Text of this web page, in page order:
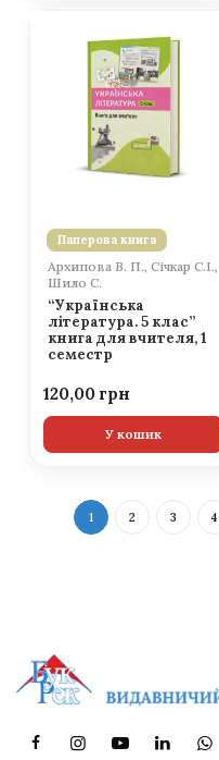
Паперова книга
Архипова В. П., Січкар С.І.,
Шило С.
“Українська
література. 5 клас”
книга для вчителя, 1
семестр
120,00
У кошик
1 2 3 4